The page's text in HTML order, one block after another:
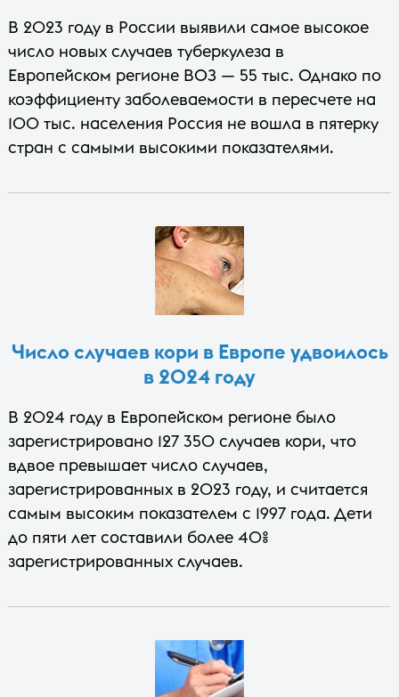
В 2023 году в России выявили самое высокое
число новых случаев туберкулеза в
Европейском регионе ВОЗ — 55 тыс. Однако по
коэффициенту заболеваемости в пересчете на
100 тыс. населения Россия не вошла в пятерку
стран с самыми высокими показателями.
Число случаев кори в Европе удвоилось
в 2024 году
В 2024 году в Европейском регионе было
зарегистрировано 127 350 случаев кори, что
вдвое превышает число случаев,
зарегистрированных в 2023 году, и считается
самым высоким показателем с 1997 года. Дети
до пяти лет составили более 40%
зарегистрированных случаев.